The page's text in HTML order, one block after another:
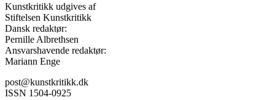
Kunstkritikk udgives af
Stiftelsen Kunstkritikk
Dansk redaktør:
Pernille Albrethsen
Ansvarshavende redaktør:
Mariann Enge
post@kunstkritikk.dk
ISSN 1504-0925